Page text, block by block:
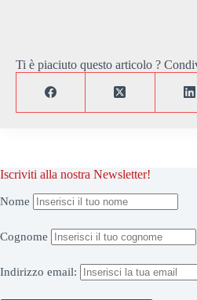
Ti è piaciuto questo articolo ?
Iscriviti alla nostra Newsletter!
Nome
Cognome
Indirizzo email: